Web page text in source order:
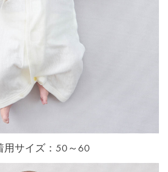
用サイズ：50～60